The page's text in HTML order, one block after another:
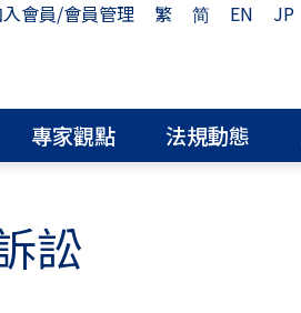
會員/會員管理 繁 简 EN
JP
專家觀點 法規動態
訟